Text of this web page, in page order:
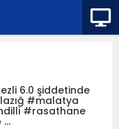
6.0 şiddetinde
#malatya
#rasathane